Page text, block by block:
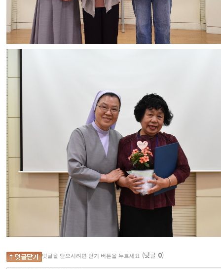
덧글을 닫으시려면 닫기 버튼을 누르세요 (덧글 0)